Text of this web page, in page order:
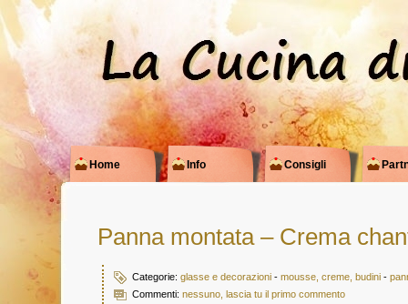
Home Info Consigli
Panna montata – Crema
Categorie: glasse e decorazioni - mousse, creme, budini -
Commenti: nessuno, lascia tu il primo commento